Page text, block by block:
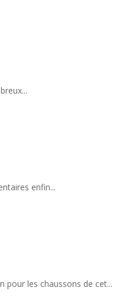
enfin...
pour les chaussons de cet...